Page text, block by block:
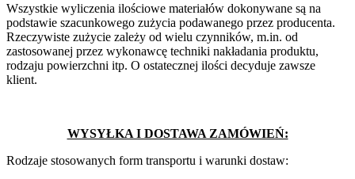
Wszystkie wyliczenia ilościowe materiałów dokonywane są na
podstawie szacunkowego zużycia podawanego przez producenta.
Rzeczywiste zużycie zależy od wielu czynników, m.in. od
zastosowanej przez wykonawcę techniki nakładania produktu,
rodzaju powierzchni itp. O ostatecznej ilości decyduje zawsze
klient.
WYSYŁKA I DOSTAWA ZAMÓWIEŃ:
Rodzaje stosowanych form transportu i warunki dostaw: